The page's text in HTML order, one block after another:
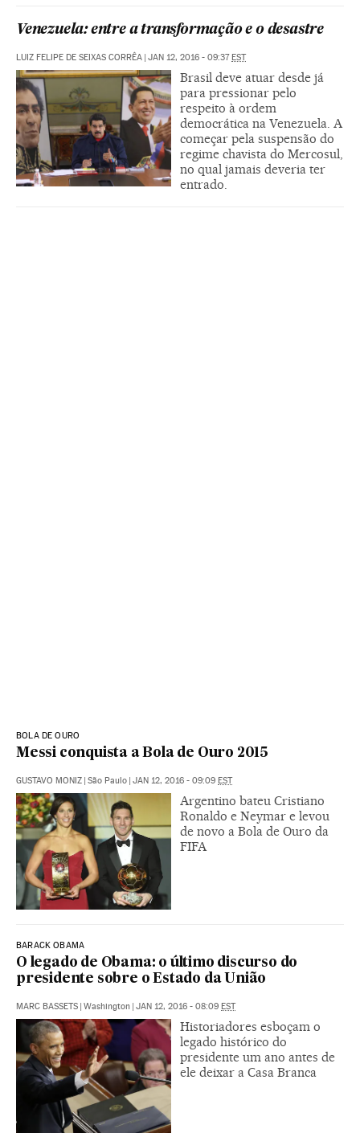
Venezuela: entre a transformação e o desastre
LUIZ FELIPE DE SEIXAS CORRÊA | JAN 12, 2016 - 09:37EST
Brasil deve atuar desde já
para pressionar pelo
respeito à ordem
democrática na Venezuela. A
começar pela suspensão do
regime chavista do Mercosul,
no qual jamais deveria ter
entrado.
BOLA DE OURO
Messi conquista a Bola de Ouro 2015
GUSTAVO MONIZ | São Paulo | JAN 12, 2016 - 09:09 EST
Argentino bateu Cristiano
Ronaldo e Neymar e levou
de novo a Bola de Ouro da
FIFA
BARACK OBAMA
O legado de Obama: o último discurso do
presidente sobre o Estado da União
MARC BASSETS | Washington | JAN 12, 2016 - 08:09 EST
Historiadores esboçam o
legado histórico do
presidente um ano antes de
ele deixar a Casa Branca